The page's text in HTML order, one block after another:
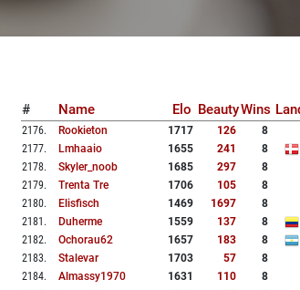
# Name Elo BeautyWins
2176. Rookieton 1717 126
8
2177. Lmhaaio 1655 241
8
2178. Skyler_noob 1685 297
8
2179. Trenta Tre 1706 105
8
2180. Elisfisch 1469 1697
8
2181 . Duherme 1559 137
8
2182. Ochorau62 1657 183
8
2183. Stalevar 1703 57
8
2184. Almassy1970 1631 110
8